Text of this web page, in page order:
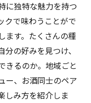
に独特な魅力を持つ
クで味わうことがで
ます。たくさんの種
の好みを見つけ、
きるのか。地域ごと
ー、お酒同士のペア
しみ方を紹介しま